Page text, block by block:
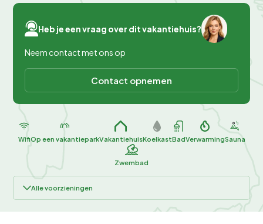
Heb je een vraag over dit vakantiehuis?
Neem contact met ons op
Contact opnemen
WifiOp een vakantieparkVakantiehuisKoelkastBadVerwarmingSauna
Zwembad
Alle voorzieningen